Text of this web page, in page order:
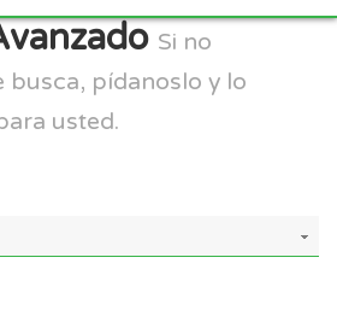
Si no
busca, pídanoslo y lo
usted.